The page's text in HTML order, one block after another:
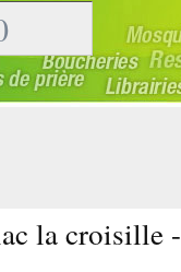
la croisille